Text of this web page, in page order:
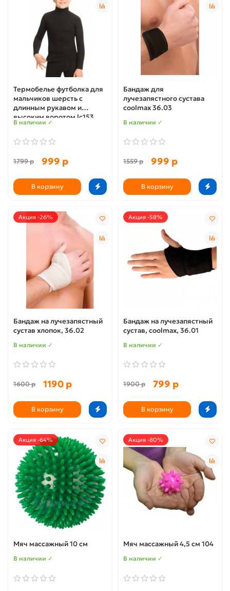
Термобелье футболка для
мальчиков шерсть с
длинным рукавом и
высоким воротом lc153
В наличии ✓
1799 р 999 р
В корзину
Бандаж для
лучезапястного сустава
сoolmax 36.03
В наличии ✓
1559 р 999 р
В корзину
Акция -26%
Бандаж на лучезапястный
сустав хлопок, 36.02
В наличии ✓
1600 р 1190 р
В корзину
Акция -58%
Бандаж на лучезапястный
сустав, сoolmax, 36.01
В наличии ✓
1900 р 799 р
В корзину
Акция -64%
Мяч массажный 10 см
В наличии ✓
Акция -80%
Мяч массажный 4,5 см 104
В наличии ✓